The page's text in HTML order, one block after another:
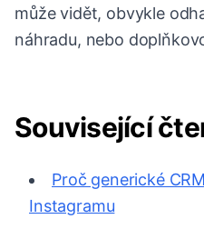
může vidět, obvykle
náhradu, nebo
Související
Proč generické
Instagramu